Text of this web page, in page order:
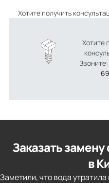
Хотите получить
Хотите
Звоните:
Заказать
в
Заметили, что вода